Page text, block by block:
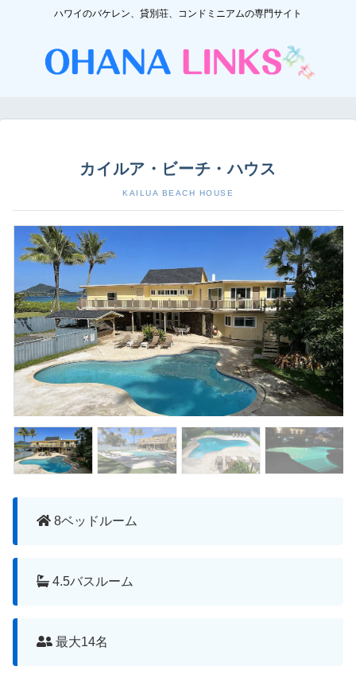
ハワイのバケレン、貸別荘、コンドミニアムの専門サイト
カイルア・ビーチ・ハウス
KAILUA BEACH HOUSE
8ベッドルーム
4.5バスルーム
最大14名